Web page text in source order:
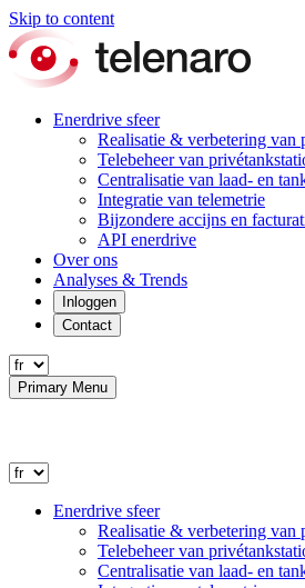
Skip to content
Enerdrive sfeer
Realisatie & verbetering van
Telebeheer van
Centralisatie van laad- en
Integratie van telemetrie
Bijzondere accijns en
API enerdrive
Over ons
Analyses & Trends
Inloggen
Contact
Primary Menu
Enerdrive sfeer
Realisatie & verbetering van
Telebeheer van
Centralisatie van laad- en